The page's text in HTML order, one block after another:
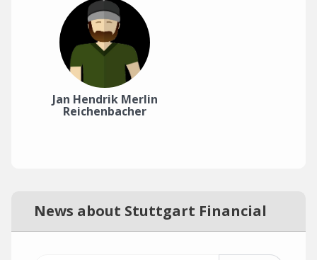
Jan Hendrik Merlin
Reichenbacher
News about Stuttgart Financial